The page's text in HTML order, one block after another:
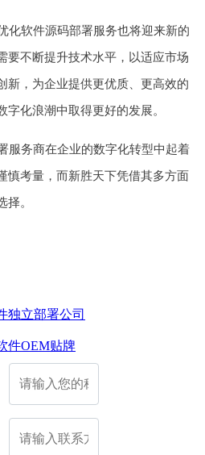
化软件源码部署服务也将迎来新的
要不断提升技术水平，以适应市场
新，为企业提供更优质、更高效的
化浪潮中取得更好的发展。
服务商在企业的数字化转型中起着
慎考量，而新胜天下凭借其多方面
择。
独立部署公司
件OEM贴牌